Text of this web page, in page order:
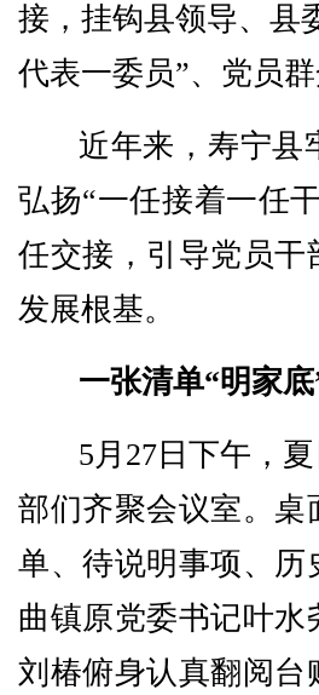
接，挂钩县领导、县
代表一委员”、党员
近年来，寿宁县
弘扬“一任接着一任
任交接，引导党员
发展根基。
一张清单“明家底
5月27日下午，
部们齐聚会议室。
单、待说明事项、
曲镇原党委书记叶
刘椿俯身认真翻阅